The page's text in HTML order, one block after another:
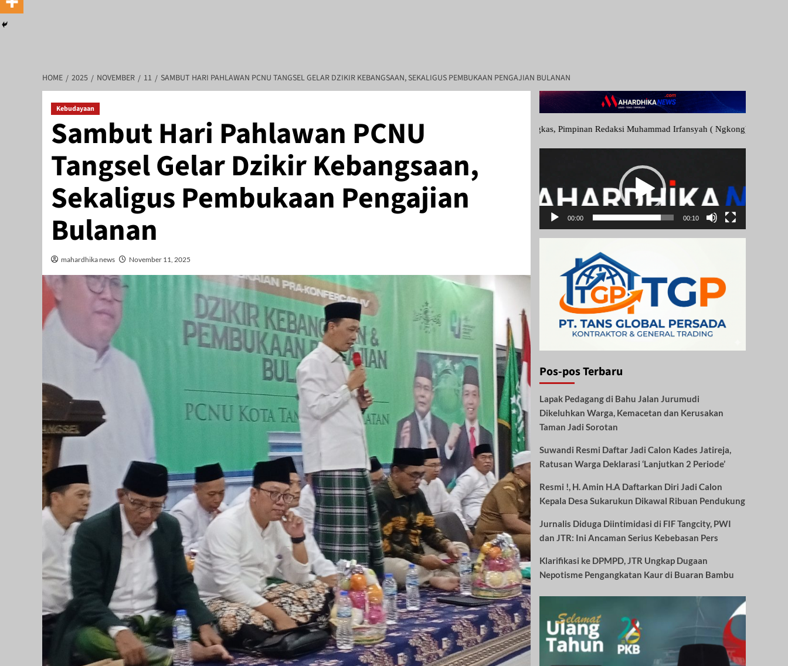
HOME 2025 NOVEMBER 11 SAMBUT HARI PAHLAWAN PCNU TANGSEL GELAR DZIKIR KEBANGSAAN, SEKALIGUS PEMBUKAAN PENGAJIAN BULANAN
Kebudayaan
Sambut Hari Pahlawan PCNU
Tangsel Gelar Dzikir Kebangsaan,
Sekaligus Pembukaan Pengajian
Bulanan
mahardhika news November 11, 2025
Perusahaan : Deni Arief Triwijaya, Direktur Utama : Linda Sartika Purwitasari, Direktur Umum : Mahardhika Pamungkas, Pimpinan Redaksi Muhammad Irfansyah ( Ngkong), Wakil Pimpinan Redaksi :
00:00 00:10
Pos-pos Terbaru
Lapak Pedagang di Bahu Jalan Jurumudi
Dikeluhkan Warga, Kemacetan dan Kerusakan
Taman Jadi Sorotan
Suwandi Resmi Daftar Jadi Calon Kades Jatireja,
Ratusan Warga Deklarasi ‘Lanjutkan 2 Periode’
Resmi !, H. Amin H.A Daftarkan Diri Jadi Calon
Kepala Desa Sukarukun Dikawal Ribuan Pendukung
Jurnalis Diduga Diintimidasi di FIF Tangcity, PWI
dan JTR: Ini Ancaman Serius Kebebasan Pers
Klarifikasi ke DPMPD, JTR Ungkap Dugaan
Nepotisme Pengangkatan Kaur di Buaran Bambu